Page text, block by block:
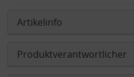
Artikelinfo
Produktverantwortlicher